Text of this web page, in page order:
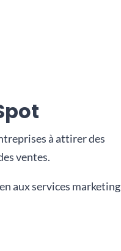
à attirer des
ventes.
aux services marketing